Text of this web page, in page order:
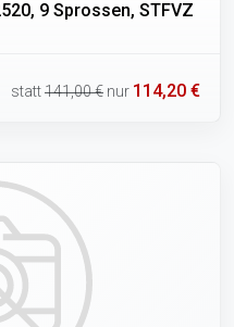
9 Sprossen, STFVZ
statt141,00 € nur 114,20 €